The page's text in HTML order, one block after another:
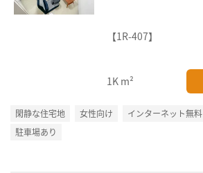
【1R-407】
1K m²
閑静な住宅地 女性向け インターネット無料
駐車場あり